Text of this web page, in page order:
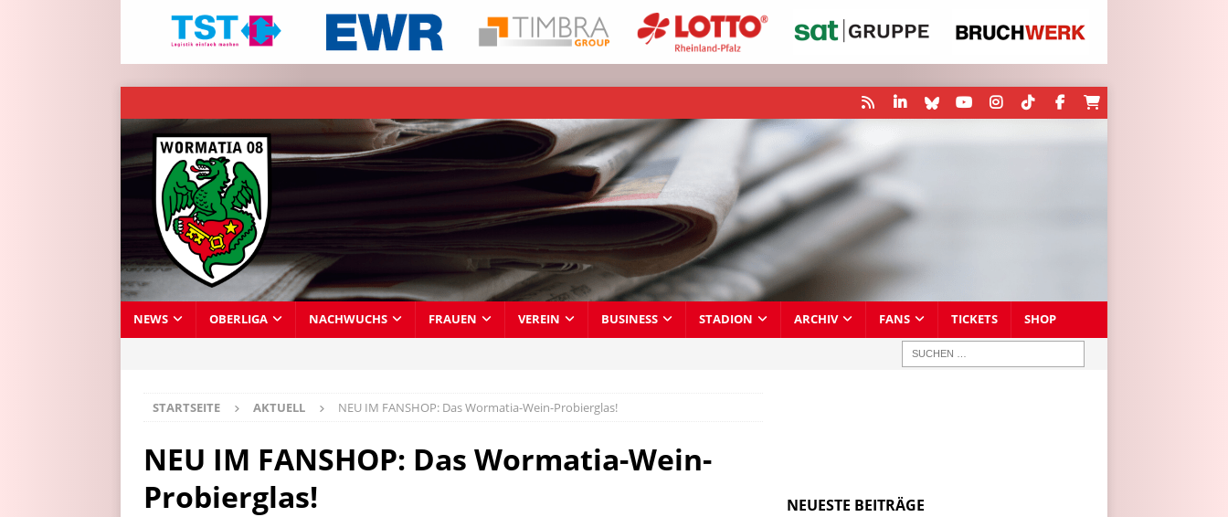
NEWS OBERLIGA NACHWUCHS FRAUEN VEREIN BUSINESS STADION ARCHIV FANS TICKETS SHOP
STARTSEITE AKTUELL NEU IM FANSHOP: Das Wormatia-Wein-Probierglas!
NEU IM FANSHOP: Das Wormatia-Wein-
Probierglas!
NEUESTE BEITRÄGE